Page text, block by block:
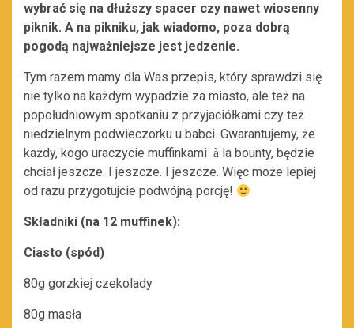
wybrać się na dłuższy spacer czy nawet wiosenny
piknik. A na pikniku, jak wiadomo, poza dobrą
pogodą najważniejsze jest jedzenie.
Tym razem mamy dla Was przepis, który sprawdzi się
nie tylko na każdym wypadzie za miasto, ale też na
popołudniowym spotkaniu z przyjaciółkami czy też
niedzielnym podwieczorku u babci. Gwarantujemy, że
każdy, kogo uraczycie muffinkami à la bounty, będzie
chciał jeszcze. I jeszcze. I jeszcze. Więc może lepiej
od razu przygotujcie podwójną porcję!
Składniki (na 12 muffinek):
Ciasto (spód)
80g gorzkiej czekolady
80g masła